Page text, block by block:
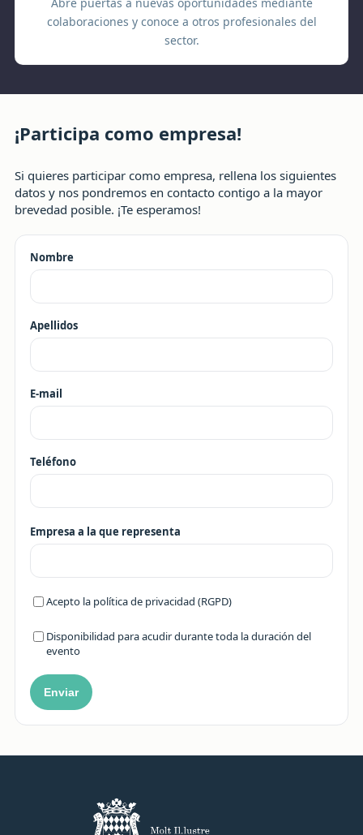
colaboraciones y conoce a otros profesionales del
sector.
¡Participa como empresa!
Si quieres participar como empresa, rellena los siguientes
datos y nos pondremos en contacto contigo a la mayor
brevedad posible. ¡Te esperamos!
Nombre
Apellidos
E-mail
Teléfono
Empresa a la que representa
Acepto la política de privacidad (RGPD)
Disponibilidad para acudir durante toda la duración del
evento
Enviar